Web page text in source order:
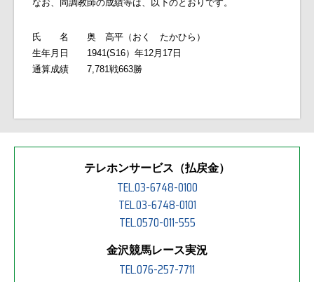
なお、同調教師の成績等は、以下のとおりです。
氏 名 奥 高平（おく たかひら）
生年月日 1941(S16）年12 月 17 日
通算成績7,781戦663勝
テレホンサービス（払戻金）
TEL.03-6748-0100
TEL.03-6748-0101
TEL.0570-011-555
金沢競馬レース実況
TEL.076-257-7711